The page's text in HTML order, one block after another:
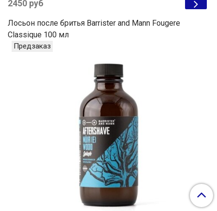
2450 руб
Лосьон после бритья Barrister and Mann Fougere
Classique 100 мл
Предзаказ